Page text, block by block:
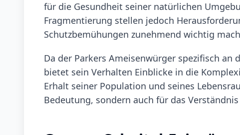
für die Gesundheit seiner natürlichen
Fragmentierung stellen jedoch
Schutzbemühungen zunehmend wichtig
Da der Parkers Ameisenwürger spezifisch
bietet sein Verhalten Einblicke in die
Erhalt seiner Population und seines
Bedeutung, sondern auch für das